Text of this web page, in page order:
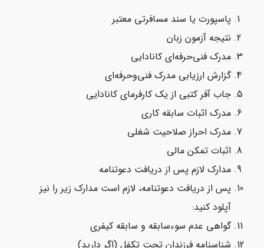
پاسپورت یا سند مسافرتی معتبر
نتیجه آزمون زبان
مدرک فنی‌حرفه‌ای کانادایی
گزارش ارزیابی مدرک فنی‌وحرفه‌ای
جاب آفر کتبی از یک کارفرمای کانادایی
مدرک اثبات سابقه کاری
مدرک احراز صلاحیت شغلی
اثبات تمکن مالی
مدارک لازم پس از دریافت دعوتنامه
پس از دریافت دعوتنامه، لازم است مدارک زیر را نیز
آپلود کنید:
گواهی عدم سوء‌سابقه و سابقه کیفری
شناسنامه فرزندان تحت تکفل (اگر دارید)